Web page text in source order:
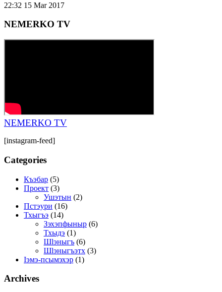
22:32 15 Mar 2017
NEMERKO TV
NEMERKO TV
[instagram-feed]
Categories
Къэбар (5)
Проект (3)
Ушэтын (2)
Пстэури (16)
Тхыгъэ (14)
Зэхэпфыныр (6)
Тхыдэ (1)
Шӏэныгъ (6)
Шӏэныгъэтх (3)
Ӏэмэ-псымэхэр (1)
Archives